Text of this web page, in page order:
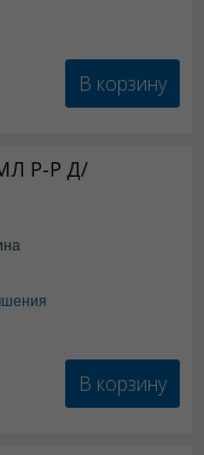
В корзину
Р-Р Д/
В корзину